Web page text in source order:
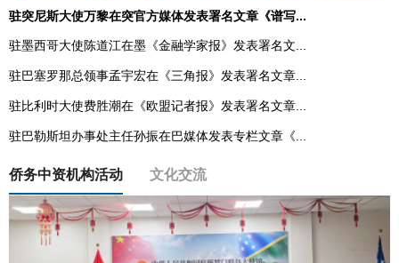
驻突尼斯大使万黎在突官方媒体发表署名文章《谱写...
驻墨西哥大使陈道江在墨《金融学家报》发表署名文...
驻巴塞罗那总领事孟宇宏在《三角报》发表署名文章...
驻比利时大使费胜潮在《欧盟记者报》发表署名文章...
驻巴勒斯坦办事处主任孙振在巴媒体发表专栏文章《...
侨务中资机构活动 文化交流